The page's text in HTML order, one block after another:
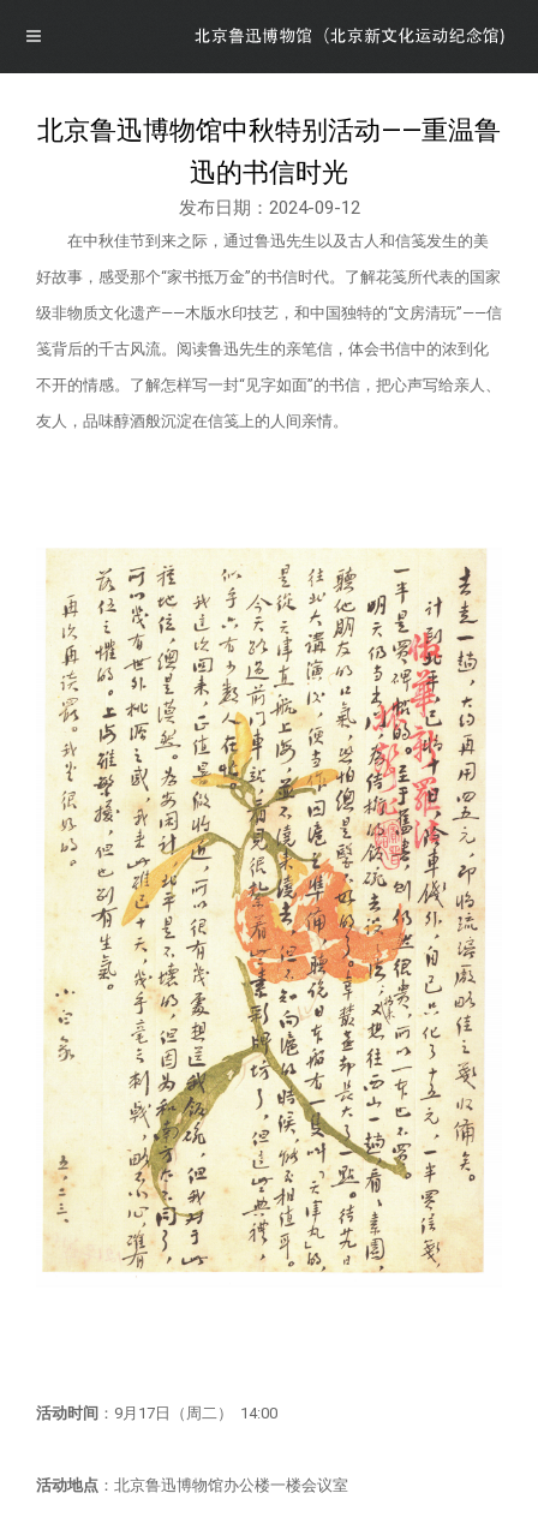
馆研究人员
馆讯
基本陈列
展览回顾
鲁迅故居
北大红楼
学术成果
新文化讲堂
鲁迅研究月刊
在线检索系统
馆藏精品
手稿
藏书
美术品
鲁迅照片
展览藏品
其他
教育宣传
社会教育
开放服务
文创产品
北京鲁迅博物馆中秋特别活动——重温鲁
迅的书信时光
发布日期：2024-09-12
在中秋佳节到来之际，通过鲁迅先生以及古人和信笺发生的美
好故事，感受那个“家书抵万金”的书信时代。了解花笺所代表的国家
级非物质文化遗产——木版水印技艺，和中国独特的“文房清玩”——信
笺背后的千古风流。阅读鲁迅先生的亲笔信，体会书信中的浓到化
不开的情感。了解怎样写一封“见字如面”的书信，把心声写给亲人、
友人，品味醇酒般沉淀在信笺上的人间亲情。
活动时间 ：9月17日（周二） 14:00
活动地点 ：北京鲁迅博物馆办公楼一楼会议室